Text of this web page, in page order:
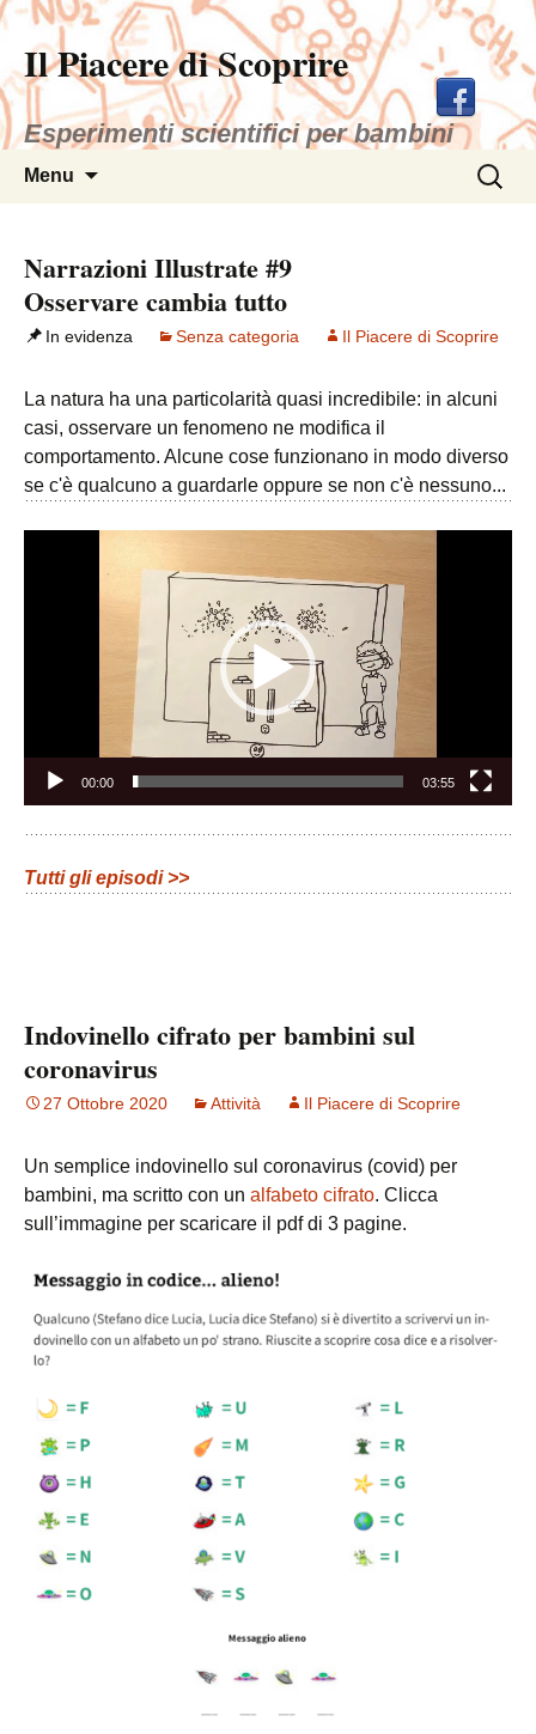
Il Piacere di Scoprire
Esperimenti scientifici per bambini
Menu
Ricerca
per:
Narrazioni Illustrate #9
Osservare cambia tutto
In evidenza Senza categoria Il Piacere di Scoprire
La natura ha una particolarità quasi incredibile: in alcuni
casi, osservare un fenomeno ne modifica il
comportamento. Alcune cose funzionano in modo diverso
se c'è qualcuno a guardarle oppure se non c'è nessuno...
00:00 03:55
Tutti gli episodi >>
Indovinello cifrato per bambini sul
coronavirus
27 Ottobre 2020 Attività Il Piacere di Scoprire
Un semplice indovinello sul coronavirus (covid) per
bambini, ma scritto con un alfabeto cifrato. Clicca
sull’immagine per scaricare il pdf di 3 pagine.